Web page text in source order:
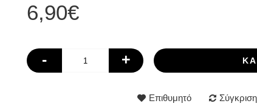
6,90€
- +
Επιθυμητό Σύγκριση